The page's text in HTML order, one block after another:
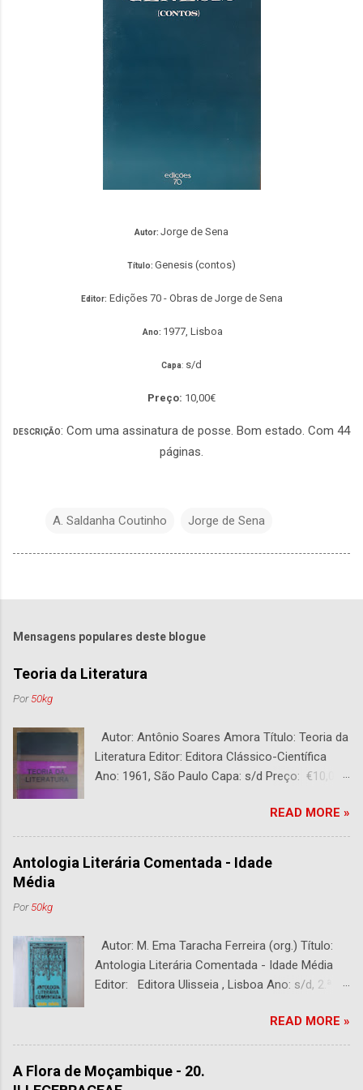
Autor: Jorge de Sena
Título: Genesis (contos)
Editor: Edições 70 - Obras de Jorge de Sena
Ano: 1977, Lisboa
Capa: s/d
Preço: 10,00€
DESCRIÇÃO: Com uma assinatura de posse. Bom estado. Com 44
páginas.
A. Saldanha Coutinho Jorge de Sena
Mensagens populares deste blogue
Teoria da Literatura
Por50kg
Autor: Antônio Soares Amora Título: Teoria da
Literatura Editor: Editora Clássico-Científica
Ano: 1961, São Paulo Capa: s/d Preço: €10,00
READ MORE »
Antologia Literária Comentada - Idade
Média
Por50kg
Autor: M. Ema Taracha Ferreira (org.) Título:
Antologia Literária Comentada - Idade Média
Editor: Editora Ulisseia , Lisboa Ano: s/d, 2.ª
Com alguns sublinhados a lapiseira. Usado.
Com 252 páginas.
READ MORE »
A Flora de Moçambique - 20.